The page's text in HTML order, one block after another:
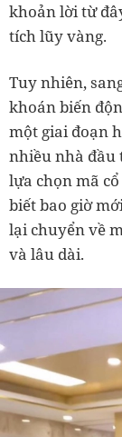
khoản lời từ
tích lũy vàng.
Tuy nhiên,
khoán biến
một giai đoạn
nhiều nhà đầu
lựa chọn mã
biết bao giờ
lại chuyển về
và lâu dài.